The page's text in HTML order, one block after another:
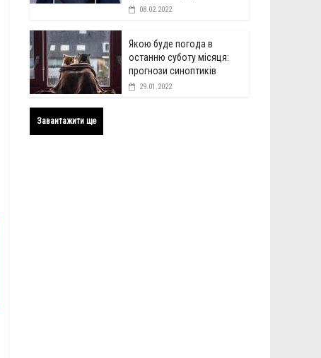
08.02.2022
Якою буде погода в
останню суботу місяця:
прогнози синоптиків
29.01.2022
Завантажити ще